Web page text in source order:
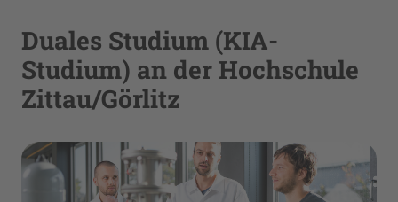
Duales Studium (KIA-
Studium) an der Hochschule
Zittau/Görlitz